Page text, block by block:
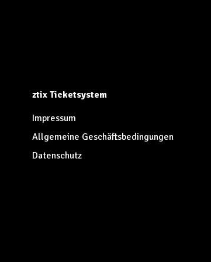
ztix Ticketsystem
Impressum
Allgemeine Geschäftsbedingungen
Datenschutz